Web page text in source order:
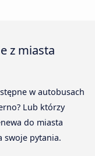
z miasta
w autobusach
Lub którzy
do miasta
swoje pytania.